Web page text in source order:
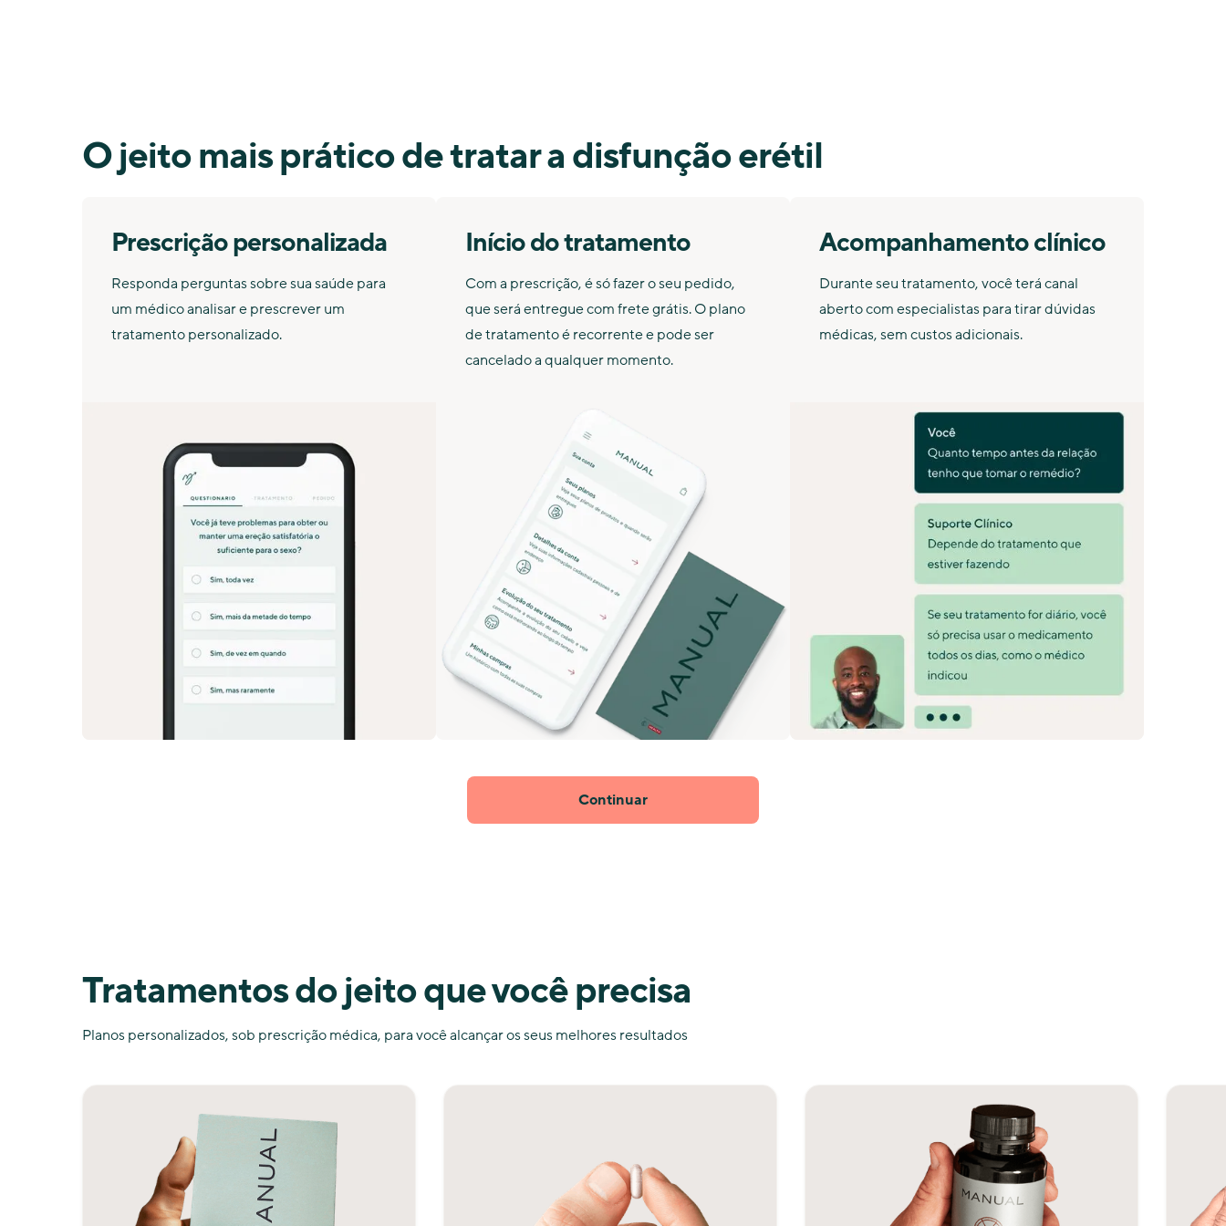
O jeito mais prático de tratar a disfunção erétil
Prescrição personalizada
Responda perguntas sobre sua saúde para
um médico analisar e prescrever um
tratamento personalizado.
Início do tratamento
Com a prescrição, é só fazer o seu pedido,
que será entregue com frete grátis. O plano
de tratamento é recorrente e pode ser
cancelado a qualquer momento.
Acompanhamento clínico
Durante seu tratamento, você terá canal
aberto com especialistas para tirar dúvidas
médicas, sem custos adicionais.
Continuar
Tratamentos do jeito que você precisa
Planos personalizados, sob prescrição médica, para você alcançar os seus melhores resultados